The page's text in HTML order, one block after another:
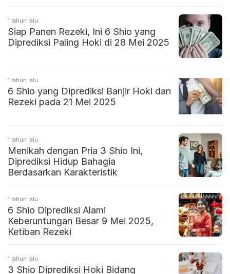
1 tahun lalu
Siap Panen Rezeki, Ini 6 Shio yang
Diprediksi Paling Hoki di 28 Mei 2025
1 tahun lalu
6 Shio yang Diprediksi Banjir Hoki dan
Rezeki pada 21 Mei 2025
1 tahun lalu
Menikah dengan Pria 3 Shio Ini,
Diprediksi Hidup Bahagia
Berdasarkan Karakteristik
1 tahun lalu
6 Shio Diprediksi Alami
Keberuntungan Besar 9 Mei 2025,
Ketiban Rezeki
1 tahun lalu
3 Shio Diprediksi Hoki Bidang